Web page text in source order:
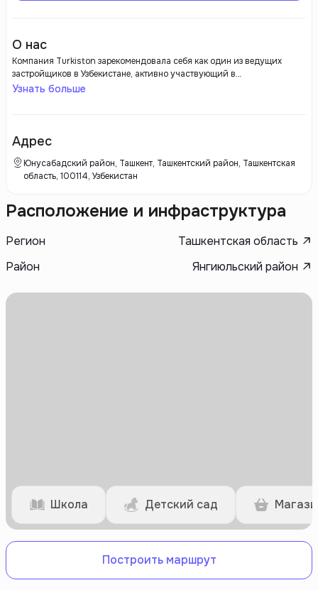
О нас
Компания Turkiston зарекомендовала себя как один из ведущих
застройщиков в Узбекистане, активно участвующий в
преобразовании городской инфраструктуры и строительстве
Turkiston ориентируется на современные архитектурные тенденции и
строительство по высоким стандартам, что позволяет создавать
уникальные проекты, отвечающие требованиям времени.
Узнать больше
Адрес
Юнусабадский район, Ташкент, Ташкентский район, Ташкентская
область, 100114, Узбекистан
Расположение и инфраструктура
Регион
Ташкентская область
Район
Янгиюльский район
Школа Детский сад
Построить маршрут